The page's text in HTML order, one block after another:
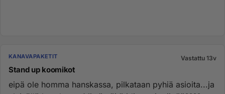
KANAVAPAKETIT Vastattu 13v
Stand up koomikot
eipä ole homma hanskassa, pilkataan pyhiä asioita...ja